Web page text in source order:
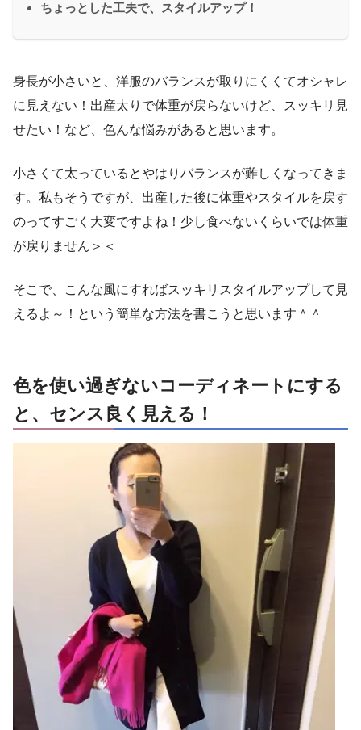
ちょっとした工夫で、スタイルアップ！
身長が小さいと、洋服のバランスが取りにくくてオシャレ
に見えない！出産太りで体重が戻らないけど、スッキリ見
せたい！など、色んな悩みがあると思います。
小さくて太っているとやはりバランスが難しくなってきま
す。私もそうですが、出産した後に体重やスタイルを戻す
のってすごく大変ですよね！少し食べないくらいでは体重
が戻りません＞＜
そこで、こんな風にすればスッキリスタイルアップして見
えるよ～！という簡単な方法を書こうと思います＾＾
色を使い過ぎないコーディネートにする
と、センス良く見える！